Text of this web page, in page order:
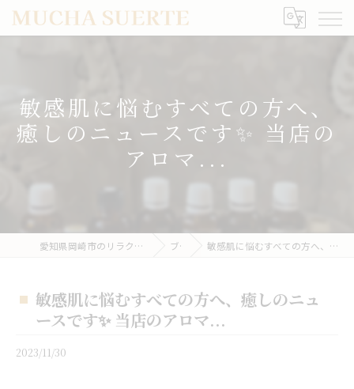
敏感肌に悩むすべての方へ、
癒しのニュースです✨ 当店の
アロマ...
愛知県岡崎市のリラクゼーションならMUCHA SUERTE ブログ 敏感肌に悩むすべての方へ、癒しのニュースです✨ 当店のアロマ...
敏感肌に悩むすべての方へ、癒しのニュ
ースです✨ 当店のアロマ...
2023/11/30